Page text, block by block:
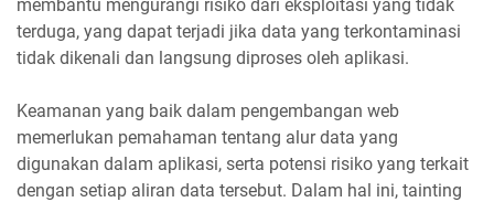
membantu mengurangi risiko dari eksploitasi yang tidak
terduga, yang dapat terjadi jika data yang terkontaminasi
tidak dikenali dan langsung diproses oleh aplikasi.
Keamanan yang baik dalam pengembangan web
memerlukan pemahaman tentang alur data yang
digunakan dalam aplikasi, serta potensi risiko yang terkait
dengan setiap aliran data tersebut. Dalam hal ini, tainting